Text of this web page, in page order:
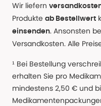
Wir liefern
Produkte ab Bestellwert
einsenden. Ansonsten
Versandkosten. Alle
¹ Bei Bestellung
erhalten Sie pro
mindestens 2,50 € und